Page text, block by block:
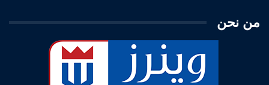
من نحن